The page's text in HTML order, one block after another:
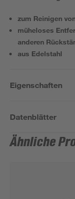
zum Reinigen
müheloses
anderen
aus Edelstahl
Eigenschaften
Datenblätter
Ähnliche